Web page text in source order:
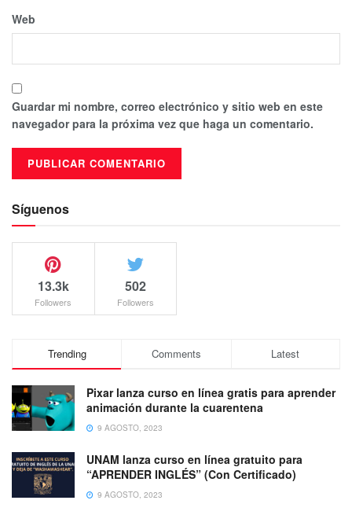
Web
Guardar mi nombre, correo electrónico y sitio web en este
navegador para la próxima vez que haga un comentario.
Síguenos
13.3k
Followers
502
Followers
Trending Comments Latest
Pixar lanza curso en línea gratis para aprender
animación durante la cuarentena
9 AGOSTO, 2023
UNAM lanza curso en línea gratuito para
“APRENDER INGLÉS” (Con Certificado)
9 AGOSTO, 2023